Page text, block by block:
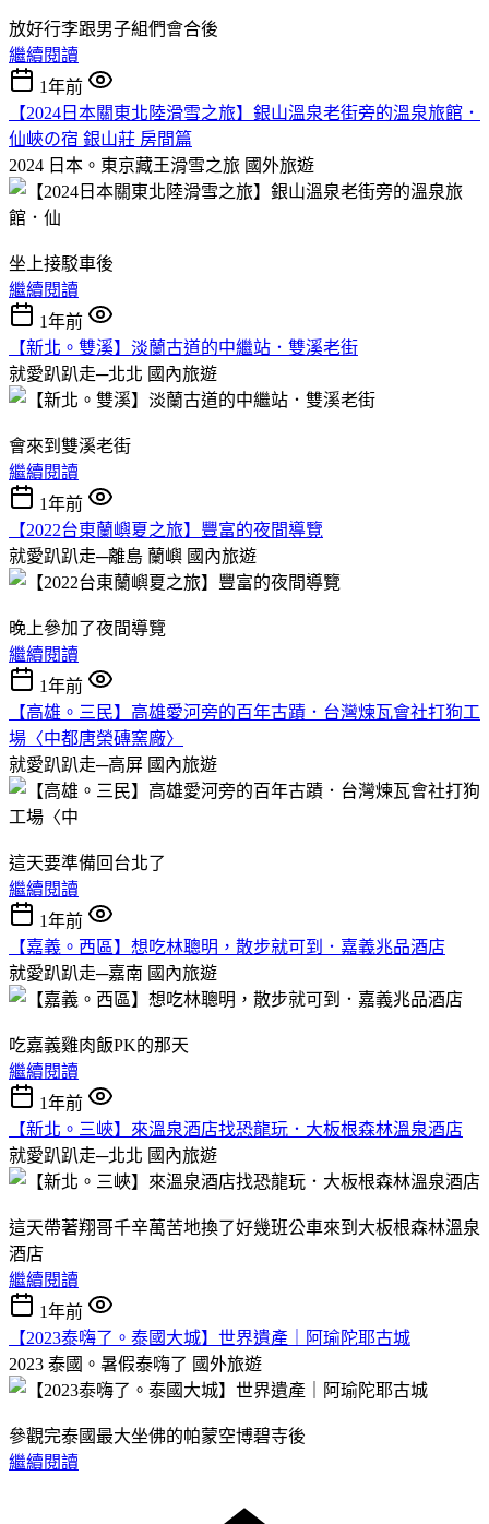
放好行李跟男子組們會合後
繼續閱讀
1年前
【2024日本關東北陸滑雪之旅】銀山溫泉老街旁的溫泉旅館．
仙峽の宿 銀山莊 房間篇
2024 日本。東京藏王滑雪之旅 國外旅遊
坐上接駁車後
繼續閱讀
1年前
【新北。雙溪】淡蘭古道的中繼站．雙溪老街
就愛趴趴走─北北 國內旅遊
會來到雙溪老街
繼續閱讀
1年前
【2022台東蘭嶼夏之旅】豐富的夜間導覽
就愛趴趴走─離島 蘭嶼 國內旅遊
晚上參加了夜間導覽
繼續閱讀
1年前
【高雄。三民】高雄愛河旁的百年古蹟．台灣煉瓦會社打狗工
場〈中都唐榮磚窯廠〉
就愛趴趴走─高屏 國內旅遊
這天要準備回台北了
繼續閱讀
1年前
【嘉義。西區】想吃林聰明，散步就可到．嘉義兆品酒店
就愛趴趴走─嘉南 國內旅遊
吃嘉義雞肉飯PK的那天
繼續閱讀
1年前
【新北。三峽】來溫泉酒店找恐龍玩．大板根森林溫泉酒店
就愛趴趴走─北北 國內旅遊
這天帶著翔哥千辛萬苦地換了好幾班公車來到大板根森林溫泉
酒店
繼續閱讀
1年前
【2023泰嗨了。泰國大城】世界遺產｜阿瑜陀耶古城
2023 泰國。暑假泰嗨了 國外旅遊
參觀完泰國最大坐佛的帕蒙空博碧寺後
繼續閱讀